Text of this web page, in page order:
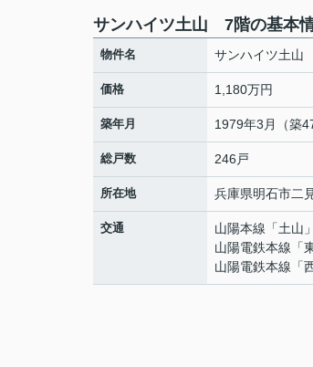
サンハイツ土山 7階の基本
物件名 サンハイツ土
価格 1,180万円
築年月 1979年3月（築
総戸数 246戸
所在地 兵庫県明石市二
交通 山陽本線 「土山
山陽電鉄本線 「
山陽電鉄本線 「